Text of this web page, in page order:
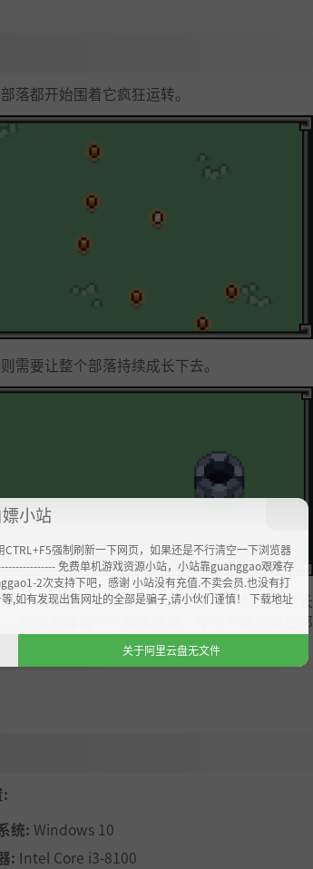
落都开始围着它疯狂运转。
需要让整个部落持续成长下去。
逐渐失衡。你需要持续调整技能、职业与成长
逐渐发展成一个高速运转、停不下来的巨石部
:
统: Windows 10
: Intel Core i3-8100
小站
强制刷新一下网页，如果还是不行清空一下浏览器
免费单机游戏资源小站，小站靠guanggao艰难存
2次支持下吧，感谢 小站没有充值.不卖会员.也没有打
,如有发现出售网址的全部是骗子,请小伙们谨慎！ 下载地址
关于阿里云盘无文件